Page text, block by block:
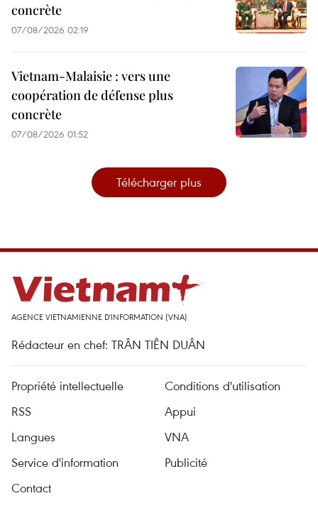
concrète
07/08/2026 02:19
Vietnam-Malaisie : vers une
coopération de défense plus
concrète
07/08/2026 01:52
Télécharger plus
AGENCE VIETNAMIENNE D'INFORMATION (VNA)
Rédacteur en chef: TRÂN TIÊN DUÂN
Propriété intellectuelle
Conditions d'utilisation
RSS
Appui
Langues
VNA
Service d'information
Publicité
Contact